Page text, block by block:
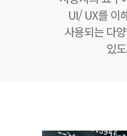
UI/ UX를 이
사용되는 다
있